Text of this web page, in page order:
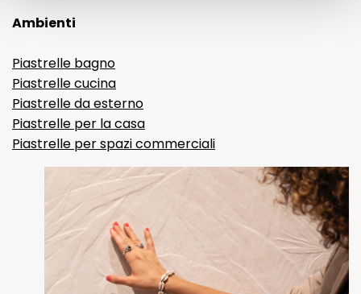
Ambienti
Piastrelle bagno
Piastrelle cucina
Piastrelle da esterno
Piastrelle per la casa
Piastrelle per spazi commerciali